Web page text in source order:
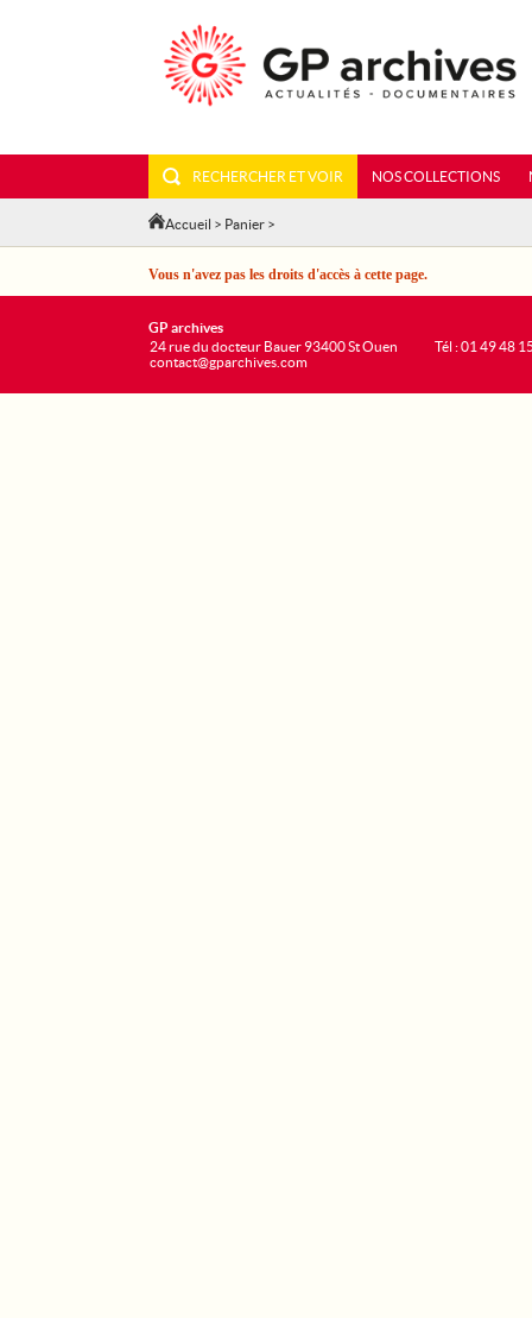
RECHERCHER ET VOIR NOS COLLECTIONS
Accueil > Panier >
Vous n'avez pas les droits d'accès à cette page.
GP archives
24 rue du docteur Bauer 93400 St Ouen
contact@gparchives.com
Tél : 01 49 48